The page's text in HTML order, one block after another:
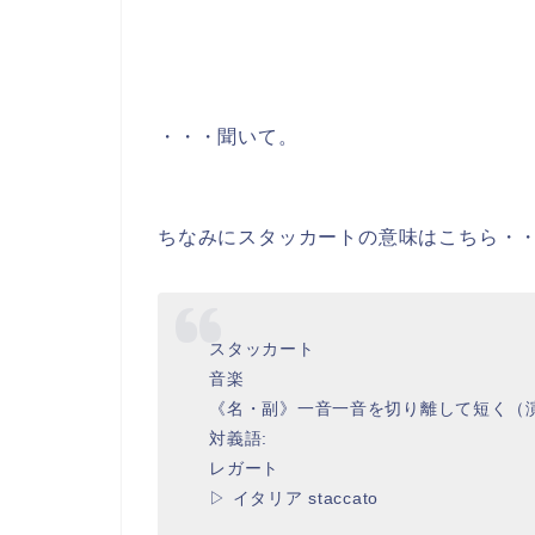
・・・聞いて。
ちなみにスタッカートの意味はこちら・
スタッカート
音楽
《名・副》一音一音を切り離して短く（
対義語:
レガート
▷ イタリア staccato